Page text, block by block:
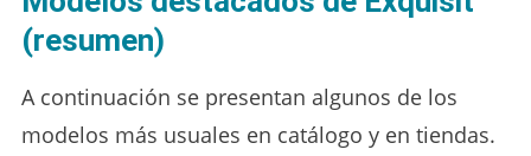
(resumen)
A continuación se presentan algunos de los
modelos más usuales en catálogo y en tiendas.